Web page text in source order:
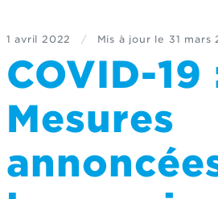
1 avril 2022 / Mis à jour le 31 mars
COVID-19
Mesures